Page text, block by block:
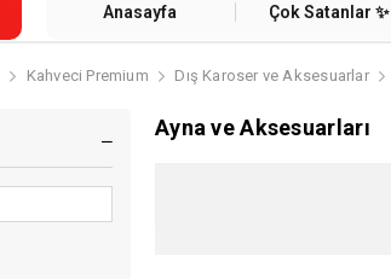
Anasayfa Çok Satanlar ✨
Kahveci Premium Dış Karoser ve Aksesuarlar
Ayna ve Aksesuarları